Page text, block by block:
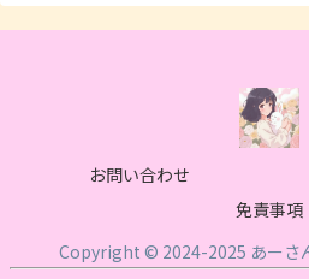
お問い合わせ
免責事項
Copyright © 2024-2025 あーさ